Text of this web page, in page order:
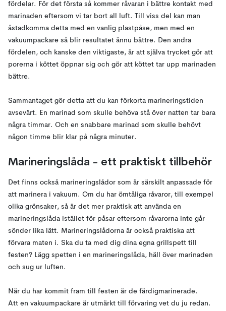
fördelar. För det första så kommer råvaran i bättre kontakt med
marinaden eftersom vi tar bort all luft. Till viss del kan man
åstadkomma detta med en vanlig plastpåse, men med en
vakuumpackare så blir resultatet ännu bättre. Den andra
fördelen, och kanske den viktigaste, är att själva trycket gör att
porerna i köttet öppnar sig och gör att köttet tar upp marinaden
bättre.
Sammantaget gör detta att du kan förkorta marineringstiden
avsevärt. En marinad som skulle behöva stå över natten tar bara
några timmar. Och en snabbare marinad som skulle behövt
någon timme blir klar på några minuter.
Marineringslåda - ett praktiskt tillbehör
Det finns också marineringslådor som är särskilt anpassade för
att marinera i vakuum. Om du har ömtåliga råvaror, till exempel
olika grönsaker, så är det mer praktisk att använda en
marineringslåda istället för påsar eftersom råvarorna inte går
sönder lika lätt. Marineringslådorna är också praktiska att
förvara maten i. Ska du ta med dig dina egna grillspett till
festen? Lägg spetten i en marineringslåda, häll över marinaden
och sug ur luften.
När du har kommit fram till festen är de färdigmarinerade.
Att en vakuumpackare är utmärkt till förvaring vet du ju redan.